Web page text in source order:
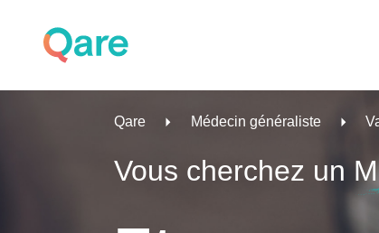
Qare Médecin généraliste
Vous cherchez un